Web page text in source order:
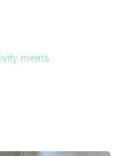
meets